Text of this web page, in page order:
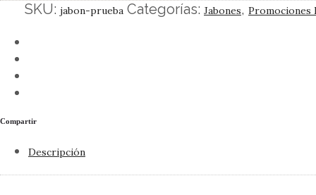
SKU: jabon-prueba Categorías: Jabones, Promociones
Compartir
Descripción